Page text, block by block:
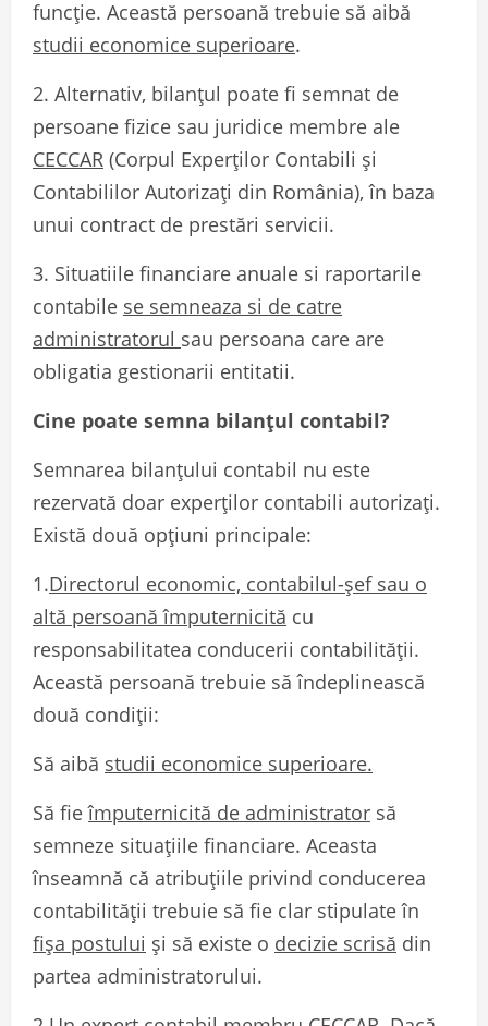
funcție. Această persoană trebuie să aibă
studii economice superioare.
2. Alternativ, bilanțul poate fi semnat de
persoane fizice sau juridice membre ale
CECCAR (Corpul Experților Contabili și
Contabililor Autorizați din România), în baza
unui contract de prestări servicii.
3. Situatiile financiare anuale si raportarile
contabile se semneaza si de catre
administratorul sau persoana care are
obligatia gestionarii entitatii.
Cine poate semna bilanțul contabil?
Semnarea bilanțului contabil nu este
rezervată doar experților contabili autorizați.
Există două opțiuni principale:
1.Directorul economic, contabilul-șef sau o
altă persoană împuternicită cu
responsabilitatea conducerii contabilității.
Această persoană trebuie să îndeplinească
două condiții:
Să aibă studii economice superioare.
Să fieîmputernicită de administrator să
semneze situațiile financiare. Aceasta
înseamnă că atribuțiile privind conducerea
contabilității trebuie să fie clar stipulate în
fișa postului și să existe o decizie scrisă din
partea administratorului.